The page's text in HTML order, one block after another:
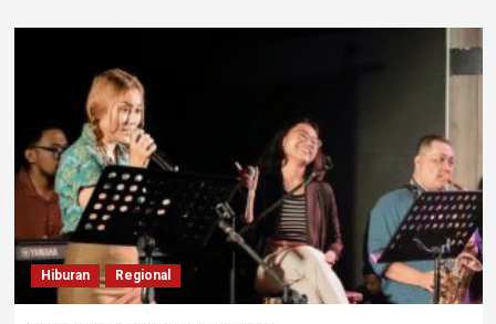
Hiburan Regional